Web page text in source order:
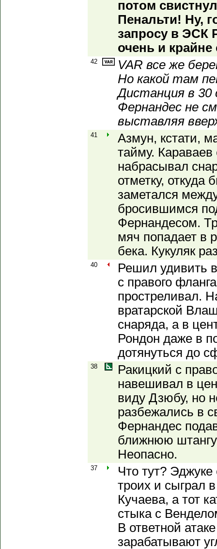
потом
Пенальти! Ну,
запросу в ЭСК
очень и
42
VAR все же
Но какой там
Дистанция в
Фернандес не
выставляя
41
Азмун, кстати,
тайму.
набрасывал
отметку,
заметался
бросившимся
Фернандесом.
мяч попадает в
бека. Кукуляк
40
Решил удивить
с правого
простреливал.
вратарской
снаряда, а в
Рондон даже в
дотянуться до
38
Ракицкий с
навешивал в
виду Дзюбу, но
разбежались в
Фернандес
ближнюю штангу
Неопасно.
37
Что тут? Эджуке
троих и сыграл
Кучаева, а тот
стыка с
В ответной
зарабатывают